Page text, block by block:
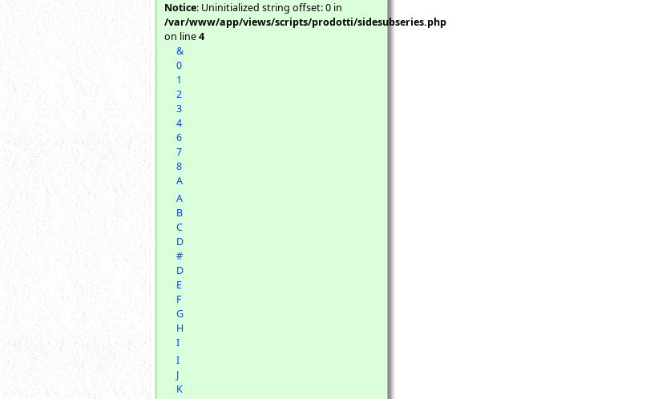
Notice: Uninitialized string offset: 0 in
/var/www/app/views/scripts/prodotti/sidesubseries.php
on line4
&
0
1
2
3
4
6
7
8
A
A
B
C
D
#
D
E
F
G
H
I
I
J
K